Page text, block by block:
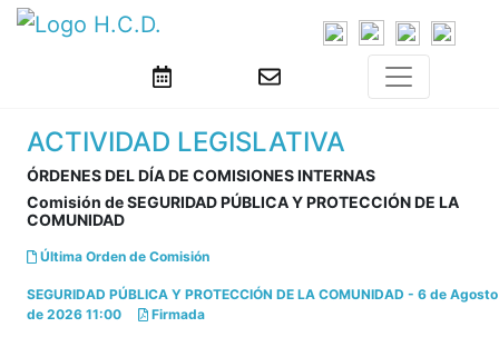
ACTIVIDAD LEGISLATIVA
ÓRDENES DEL DÍA DE COMISIONES INTERNAS
Comisión de SEGURIDAD PÚBLICA Y PROTECCIÓN DE LA
COMUNIDAD
Última Orden de Comisión
SEGURIDAD PÚBLICA Y PROTECCIÓN DE LA COMUNIDAD - 6 de Agosto
de 2026 11:00
Firmada